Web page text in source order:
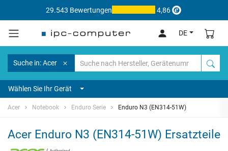
29.543 Bewertungen 4,86
DE
Suche in: Acer
Wählen Sie Ihr Gerät
Acer Notebook Enduro Serie Enduro N3 (EN314-51W)
Acer Enduro N3 (EN314-51W) Ersatzteile